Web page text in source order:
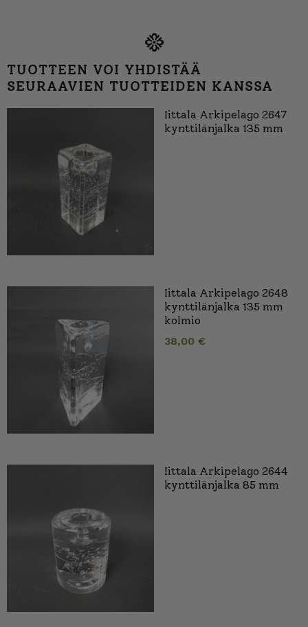
TUOTTEEN VOI YHDISTÄÄ
SEURAAVIEN TUOTTEIDEN KANSSA
Iittala Arkipelago 2647
kynttilänjalka 135 mm
Iittala Arkipelago 2648
kynttilänjalka 135 mm
kolmio
38,00 €
Iittala Arkipelago 2644
kynttilänjalka 85 mm